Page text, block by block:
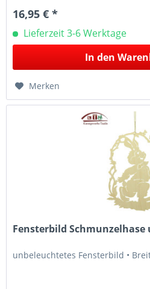
16,95 € *
Lieferzeit 3-6 Werktage
In den
Merken
Fensterbild
unbeleuchtetes Fensterbild •